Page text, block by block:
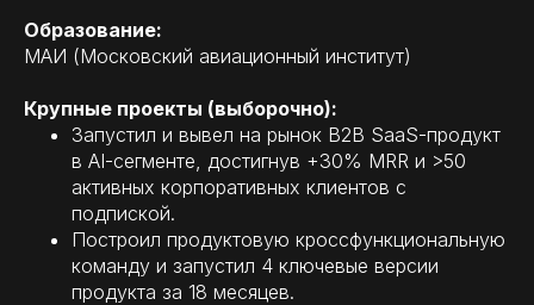
Образование:
МАИ (Московский авиационный институт)
Крупные проекты (выборочно):
Запустил и вывел на рынок B2B SaaS-продукт
в AI-сегменте, достигнув +30% MRR и >50
активных корпоративных клиентов с
подпиской.
Построил продуктовую кроссфункциональную
команду и запустил 4 ключевые версии
продукта за 18 месяцев.